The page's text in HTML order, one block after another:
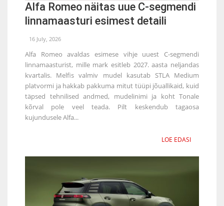
Alfa Romeo näitas uue C-segmendi
linnamaasturi esimest detaili
16 July, 2026
Alfa Romeo avaldas esimese vihje uuest C-segmendi
linnamaasturist, mille mark esitleb 2027. aasta neljandas
kvartalis. Melfis valmiv mudel kasutab STLA Medium
platvormi ja hakkab pakkuma mitut tüüpi jõuallikaid, kuid
täpsed tehnilised andmed, mudelinimi ja koht Tonale
kõrval pole veel teada. Pilt keskendub tagaosa
kujundusele Alfa...
LOE EDASI